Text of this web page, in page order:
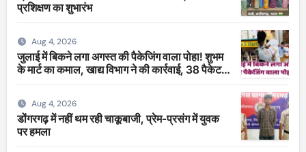
प्रशिक्षण का शुभारंभ
Aug 4, 2026
जुलाई में बिकने लगा अगस्त की पैकेजिंग वाला पोहा! शुभम
के मार्ट का कमाल, खाद्य विभाग ने की कार्रवाई, 38 पैकेट
सीज
Aug 4, 2026
डोंगरगढ़ में नहीं थम रही चाकूबाजी, प्रेम-प्रसंग में युवक
पर हमला